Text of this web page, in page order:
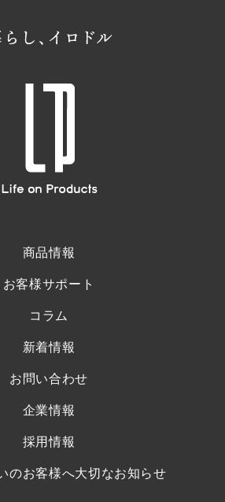
商品情報
お客様サポート
コラム
新着情報
お問い合わせ
企業情報
採用情報
のお客様へ大切なお知らせ